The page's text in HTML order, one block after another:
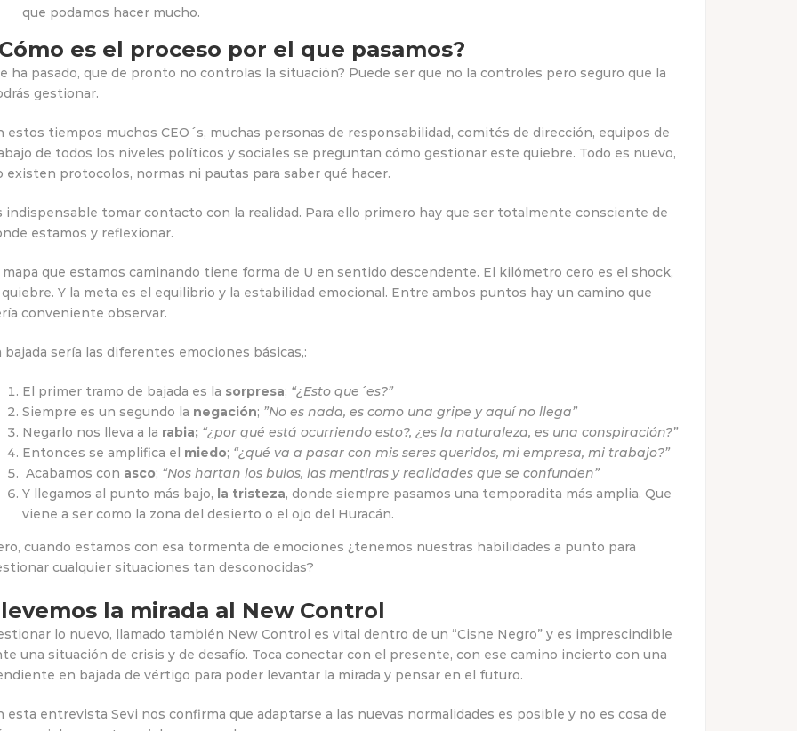
que podamos hacer mucho.
es el proceso por el que pasamos?
ha pasado, que de pronto no controlas la situación? Puede ser que no la controles pero seguro que la
gestionar.
estos tiempos muchos CEO´s, muchas personas de responsabilidad, comités de dirección, equipos de
de todos los niveles políticos y sociales se preguntan cómo gestionar este quiebre. Todo es nuevo,
existen protocolos, normas ni pautas para saber qué hacer.
indispensable tomar contacto con la realidad. Para ello primero hay que ser totalmente consciente de
estamos y reflexionar.
mapa que estamos caminando tiene forma de U en sentido descendente. El kilómetro cero es el shock,
Y la meta es el equilibrio y la estabilidad emocional. Entre ambos puntos hay un camino que
conveniente observar.
bajada sería las diferentes emociones básicas,:
El primer tramo de bajada es la sorpresa; “¿Esto que´es?”
Siempre es un segundo la negación; ”No es nada, es como una gripe y aquí no llega”
Negarlo nos lleva a la rabia; “¿por qué está ocurriendo esto?, ¿es la naturaleza, es una conspiración?”
Entonces se amplifica el miedo; “¿qué va a pasar con mis seres queridos, mi empresa, mi trabajo?”
Acabamos con asco; “Nos hartan los bulos, las mentiras y realidades que se confunden”
Y llegamos al punto más bajo, la tristeza, donde siempre pasamos una temporadita más amplia. Que
viene a ser como la zona del desierto o el ojo del Huracán.
cuando estamos con esa tormenta de emociones ¿tenemos nuestras habilidades a punto para
cualquier situaciones tan desconocidas?
la mirada al New Control
lo nuevo, llamado también New Control es vital dentro de un “Cisne Negro” y es imprescindible
una situación de crisis y de desafío. Toca conectar con el presente, con ese camino incierto con una
en bajada de vértigo para poder levantar la mirada y pensar en el futuro.
esta entrevista Sevi nos confirma que adaptarse a las nuevas normalidades es posible y no es cosa de